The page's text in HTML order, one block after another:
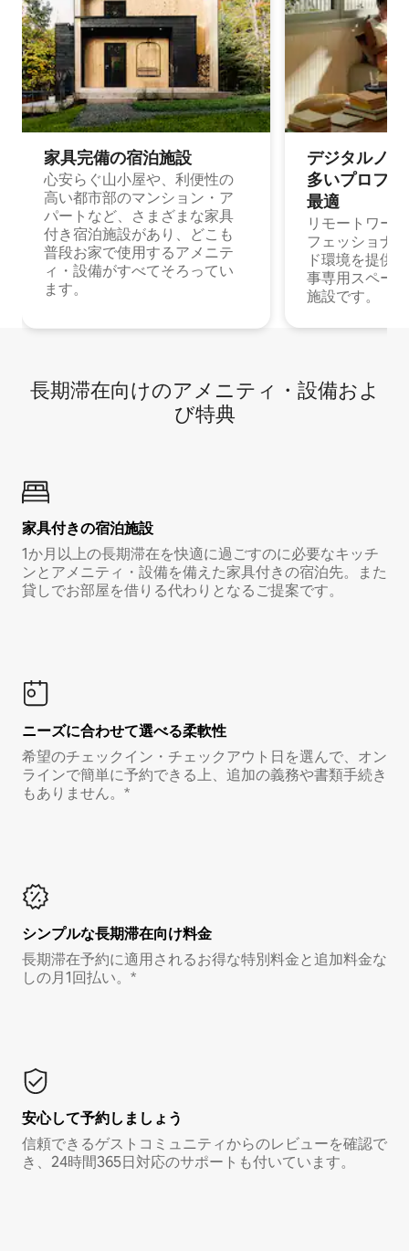
家具完備の宿⁠泊⁠施⁠設
心安らぐ山小屋や、利便性の
高い都市部のマンション・ア
パートなど、さまざまな家具
付き宿泊施設があり、どこも
普段お家で使用するアメニテ
ィ・設備がすべてそろってい
ます。
デジタルノ
多⁠いプ⁠ロ⁠フ⁠
最⁠適
リモートワー
フェッショナ
ド環境を提供
事専用スペー
施設です。
長期滞在向け⁠のア⁠メ⁠ニ⁠テ⁠ィ⁠・設⁠備⁠およ
び特⁠典
家具付き⁠の宿⁠泊⁠施⁠設
1か月以上の長期滞在を快適に過ごすのに必要なキッチ
ンとアメニティ・設備を備えた家具付きの宿泊先。また
貸しでお部屋を借りる代わりとなるご提案です。
ニーズに合わせて選べる柔軟性
希望のチェックイン・チェックアウト日を選んで、オン
ラインで簡単に予約できる上、追加の義務や書類手続き
もありません。*
シンプルな長期滞在向け料金
長期滞在予約に適用されるお得な特別料金と追加料金な
しの月1回払い。*
安心して予約しましょう
信頼できるゲストコミュニティからのレビューを確認で
き、24時間365日対応のサポートも付いています。